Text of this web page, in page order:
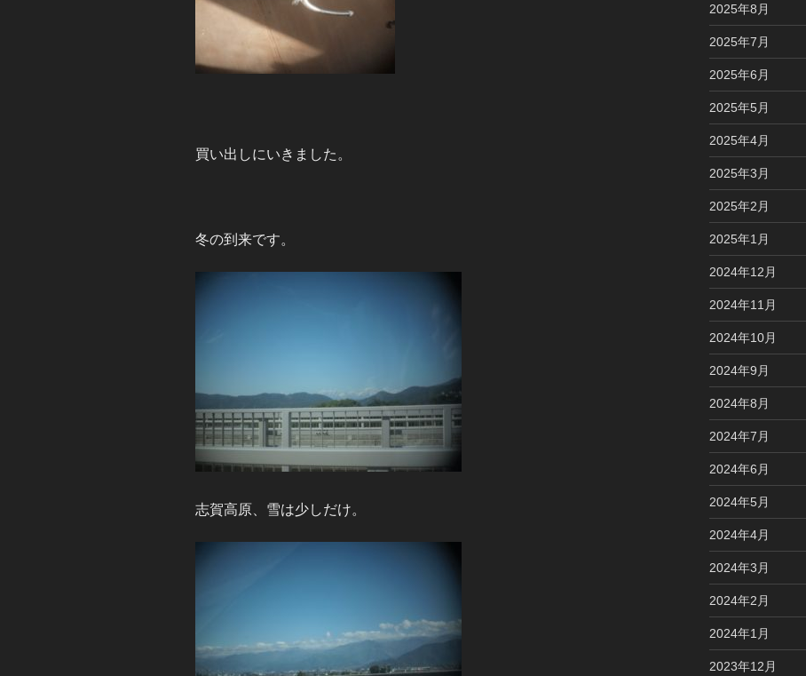
買い出しにいきました。
冬の到来です。
志賀高原、雪は少しだけ。
2025年8月
2025年7月
2025年6月
2025年5月
2025年4月
2025年3月
2025年2月
2025年1月
2024年12月
2024年11月
2024年10月
2024年9月
2024年8月
2024年7月
2024年6月
2024年5月
2024年4月
2024年3月
2024年2月
2024年1月
2023年12月